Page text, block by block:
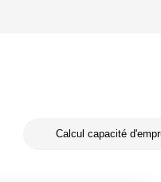
Calcul capacité